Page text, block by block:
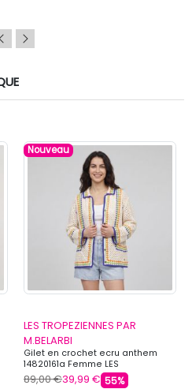
Nouveau
LES TROPEZIENNES PAR
M.BELARBI
Gilet en crochet ecru anthem
14820161a Femme LES
TROPEZIENNES PAR M.BELARBI
89,00 €39,99 € 55%